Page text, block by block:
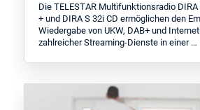
Die TELESTAR Multifunktionsradio DIRA
+ und DIRA S 32i CD ermöglichen den
Wiedergabe von UKW, DAB+ und
zahlreicher Streaming-Dienste in einer …